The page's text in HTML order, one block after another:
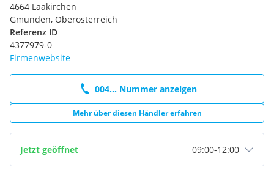
4664 Laakirchen
Gmunden, Oberösterreich
Referenz ID
4377979-0
Firmenwebsite
004... Nummer anzeigen
Mehr über diesen Händler erfahren
Jetzt geöffnet 09:00-12:00